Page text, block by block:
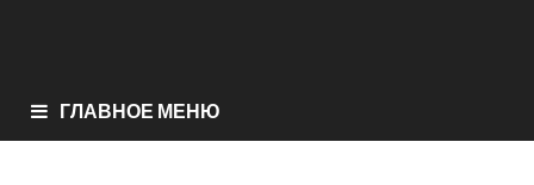
ГЛАВНОЕ МЕНЮ